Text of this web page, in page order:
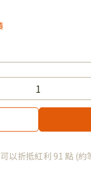
以折抵紅利 91 點 (約